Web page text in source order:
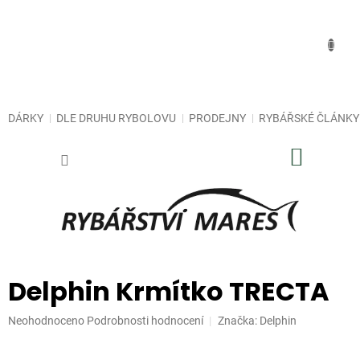
DÁRKY DLE DRUHU RYBOLOVU PRODEJNY RYBÁŘSKÉ ČLÁNKY
Delphin Krmítko TRECTA
Průměrné
Neohodnoceno Podrobnosti hodnocení Značka: Delphin